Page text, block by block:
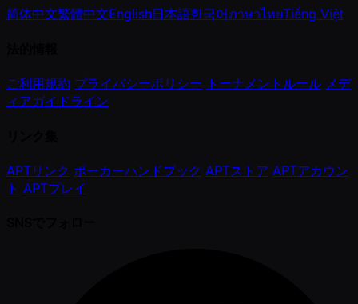
简体中文繁體中文English日本語한국어ภาษาไทยTiếng Việt
ご利用規約 プライバシーポリシー トーナメントルール メデ
ィアガイドライン
APTリンク ポーカーハンドブック APTストア APTアカウン
ト APTプレイ